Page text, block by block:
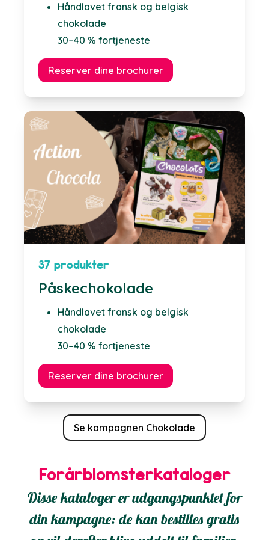
Håndlavet fransk og belgisk
chokolade
30–40 % fortjeneste
Reserver dine brochurer
37 produkter
Påskechokolade
Håndlavet fransk og belgisk
chokolade
30–40 % fortjeneste
Reserver dine brochurer
Se kampagnen Chokolade
Forårblomsterkataloger
Disse kataloger er udgangspunktet for
din kampagne: de kan bestilles gratis